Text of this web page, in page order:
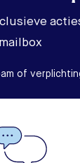
mailbox
of